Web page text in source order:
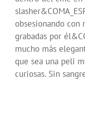
obsesionando con
grabadas por
mucho más
que sea una peli
curiosas. Sin